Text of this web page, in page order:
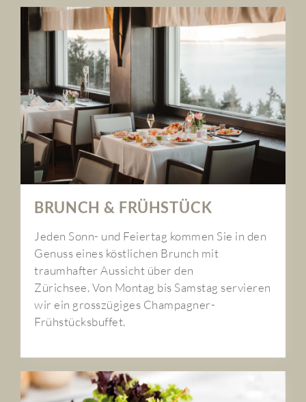
BRUNCH & FRÜHSTÜCK
Jeden Sonn- und Feiertag kommen Sie in den
Genuss eines köstlichen Brunch mit
traumhafter Aussicht über den
Zürichsee. Von Montag bis Samstag servieren
wir ein grosszügiges Champagner-
Frühstücksbuffet.